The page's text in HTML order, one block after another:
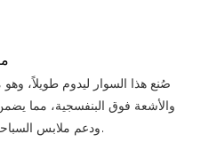
صُنع هذا السوار ليدوم طويلاً، وهو
والأشعة فوق البنفسجية، مما
ودعم ملابس السباحة الخاصة بك.